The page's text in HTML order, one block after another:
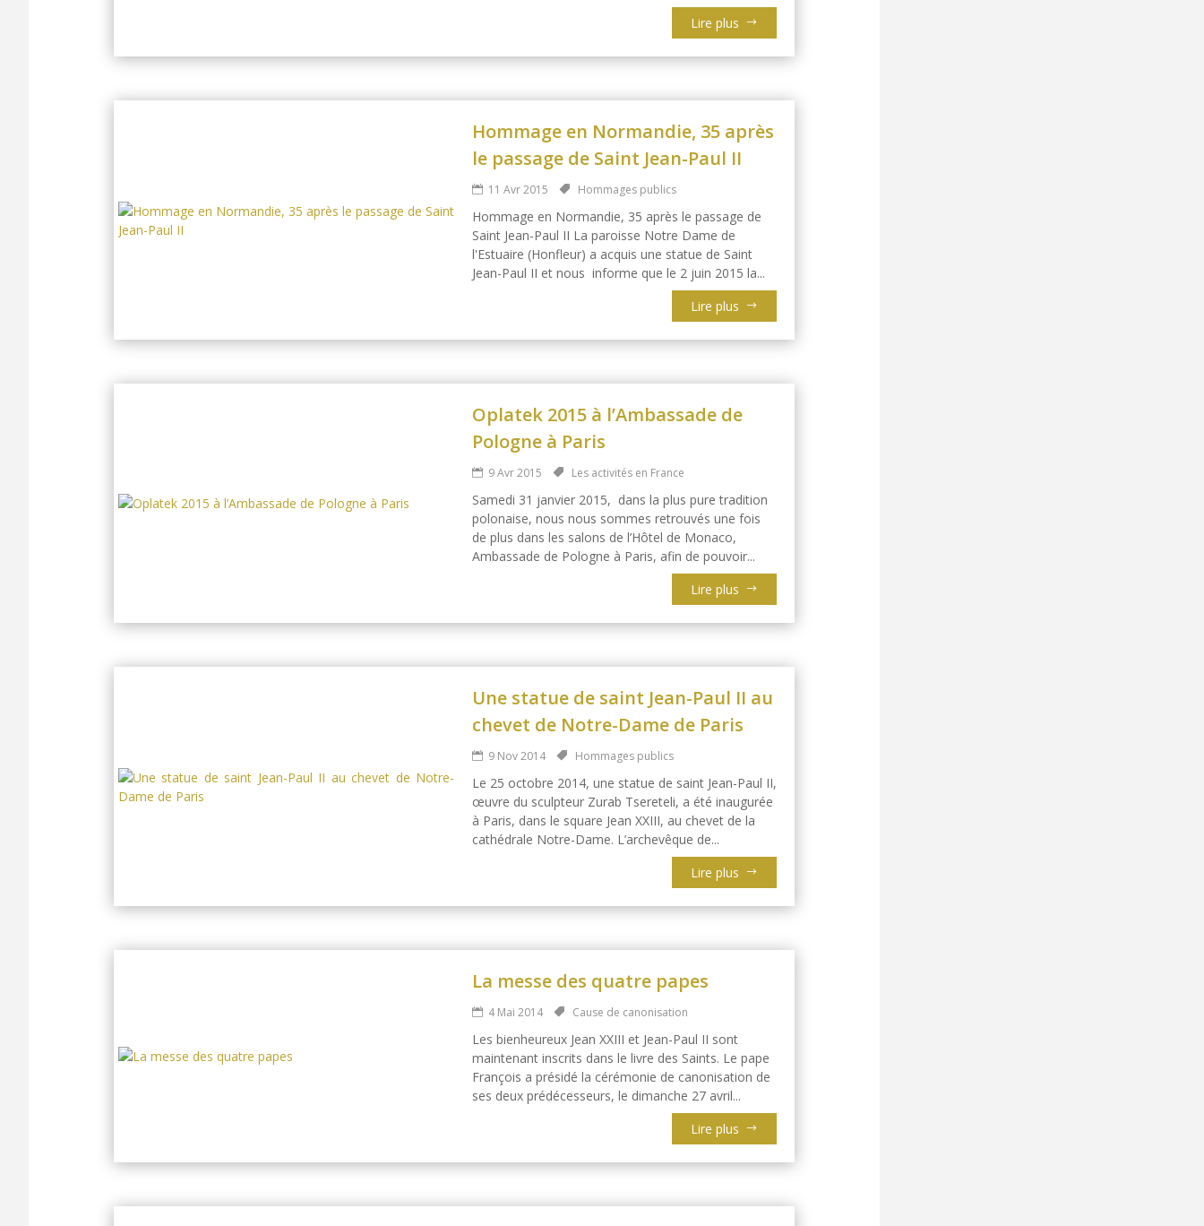
Lire plus
Hommage en Normandie, 35 après
le passage de Saint Jean-Paul II
11 Avr 2015 Hommages publics
Hommage en Normandie, 35 après le passage de
Saint Jean-Paul II La paroisse Notre Dame de
l'Estuaire (Honfleur) a acquis une statue de Saint
Jean-Paul II et nous informe que le 2 juin 2015 la...
Lire plus
Oplatek 2015 à l’Ambassade de
Pologne à Paris
9 Avr 2015 Les activités en France
Samedi 31 janvier 2015, dans la plus pure tradition
polonaise, nous nous sommes retrouvés une fois
de plus dans les salons de l’Hôtel de Monaco,
Ambassade de Pologne à Paris, afin de pouvoir...
Lire plus
Une statue de saint Jean-Paul II au
chevet de Notre-Dame de Paris
9 Nov 2014 Hommages publics
Le 25 octobre 2014, une statue de saint Jean-Paul II,
œuvre du sculpteur Zurab Tsereteli, a été inaugurée
à Paris, dans le square Jean XXIII, au chevet de la
cathédrale Notre-Dame. L’archevêque de...
Lire plus
La messe des quatre papes
4 Mai 2014 Cause de canonisation
Les bienheureux Jean XXIII et Jean-Paul II sont
maintenant inscrits dans le livre des Saints. Le pape
François a présidé la cérémonie de canonisation de
ses deux prédécesseurs, le dimanche 27 avril...
Lire plus